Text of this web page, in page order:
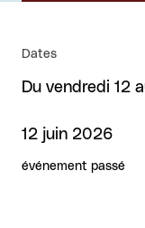
Dates
Du vendredi 12
12 juin 2026
événement passé